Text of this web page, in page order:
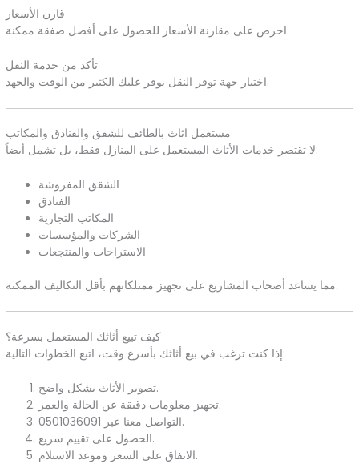
قارن الأسعار
احرص على مقارنة الأسعار للحصول على أفضل صفقة ممكنة.
تأكد من خدمة النقل
اختيار جهة توفر النقل يوفر عليك الكثير من الوقت والجهد.
مستعمل اثاث بالطائف للشقق والفنادق والمكاتب
لا تقتصر خدمات الأثاث المستعمل على المنازل فقط، بل تشمل أيضاً:
الشقق المفروشة
الفنادق
المكاتب التجارية
الشركات والمؤسسات
الاستراحات والمنتجعات
مما يساعد أصحاب المشاريع على تجهيز ممتلكاتهم بأقل التكاليف الممكنة.
كيف تبيع أثاثك المستعمل بسرعة؟
إذا كنت ترغب في بيع أثاثك بأسرع وقت، اتبع الخطوات التالية:
تصوير الأثاث بشكل واضح.
تجهيز معلومات دقيقة عن الحالة والعمر.
التواصل معنا عبر 0501036091.
الحصول على تقييم سريع.
الاتفاق على السعر وموعد الاستلام.